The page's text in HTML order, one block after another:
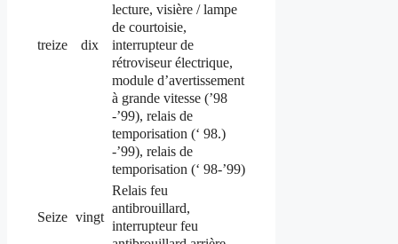
treize dix
lecture, visière / lampe
de courtoisie,
interrupteur de
rétroviseur électrique,
module d’avertissement
à grande vitesse (’98
-’99), relais de
temporisation (‘ 98.)
-’99), relais de
temporisation (‘ 98-’99)
Seize vingt
Relais feu
antibrouillard,
interrupteur feu